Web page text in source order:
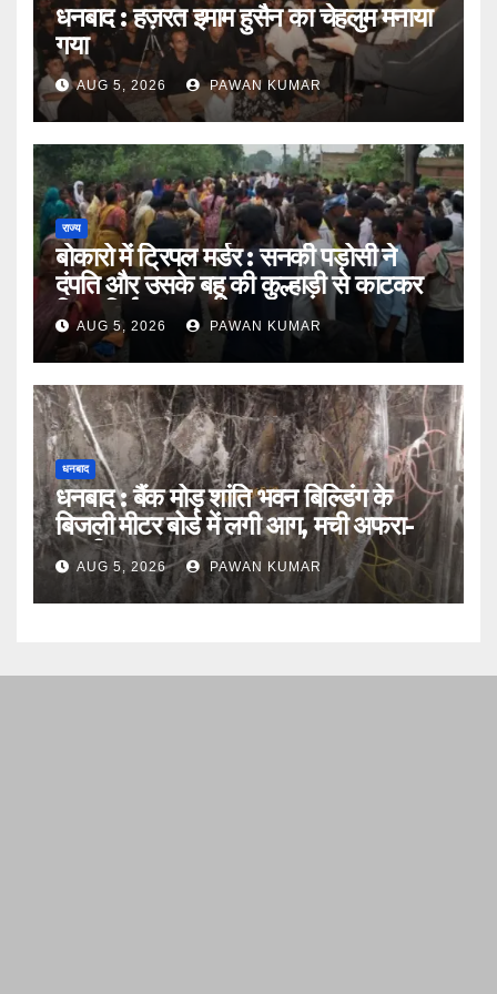
धनबाद : हज़रत इमाम हुसैन का चेहलुम मनाया
गया
AUG 5, 2026 PAWAN KUMAR
राज्य
बोकारो में ट्रिपल मर्डर : सनकी पड़ोसी ने
दंपति और उसके बहू की कुल्हाड़ी से काटकर
किया निर्मम हत्या
AUG 5, 2026 PAWAN KUMAR
धनबाद
धनबाद : बैंक मोड़ शांति भवन बिल्डिंग के
बिजली मीटर बोर्ड में लगी आग, मची अफरा-
तफरी
AUG 5, 2026 PAWAN KUMAR